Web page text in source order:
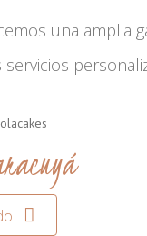
una amplia
servicios